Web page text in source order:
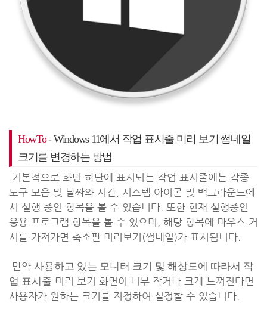
HowTo- Windows 11에서 작업 표시줄 미리 보기 썸네일
크기를 변경하는 방법
기본적으로 화면 하단에 표시되는 작업 표시줄에는 각종
도구 모음 및 날짜와 시간, 시스템 아이콘 및 백그라운드에
서 실행 중인 항목을 볼 수 있습니다. 또한 현재 실행중인
응용 프로그램 항목을 볼 수 있으며, 해당 항목에 마우스 커
서를 가져가면 축소판 미리보기(썸네일)가 표시됩니다.
만약 사용하고 있는 모니터 크기 및 해상도에 따라서 작
업 표시줄 미리 보기 화면이 너무 작거나 크게 느껴진다면
사용자가 원하는 크기를 지정하여 설정할 수 있습니다.